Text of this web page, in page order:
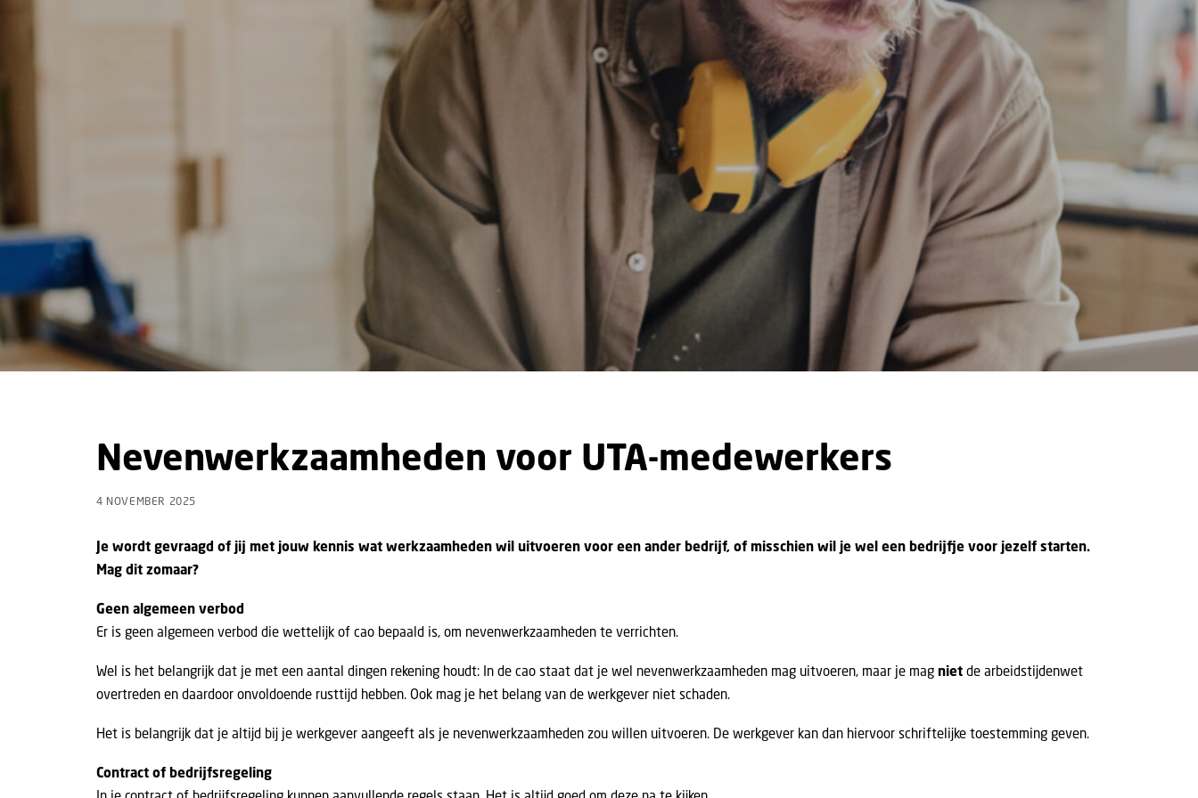
Nevenwerkzaamheden voor UTA-medewerkers
4 NOVEMBER 2025
Je wordt gevraagd of jij met jouw kennis wat werkzaamheden wil uitvoeren voor een ander bedrijf, of misschien wil je wel een bedrijfje voor jezelf starten.
Mag dit zomaar?
Geen algemeen verbod
Er is geen algemeen verbod die wettelijk of cao bepaald is, om nevenwerkzaamheden te verrichten.
Wel is het belangrijk dat je met een aantal dingen rekening houdt: In de cao staat dat je wel nevenwerkzaamheden mag uitvoeren, maar je mag niet de arbeidstijdenwet
overtreden en daardoor onvoldoende rusttijd hebben. Ook mag je het belang van de werkgever niet schaden.
Het is belangrijk dat je altijd bij je werkgever aangeeft als je nevenwerkzaamheden zou willen uitvoeren. De werkgever kan dan hiervoor schriftelijke toestemming geven.
Contract of bedrijfsregeling